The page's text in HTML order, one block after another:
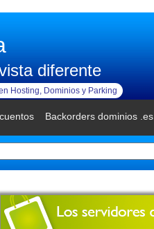
diferente
Hosting, Dominios y Parking
Backorders dominios .es